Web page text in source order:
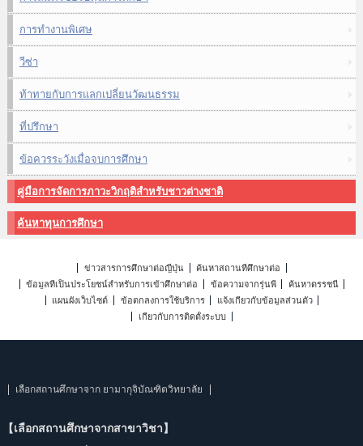
การทำงานพิเศษ
วีซ่า
ท้าทายกับการแลกเปลี่ยนวัฒนธรรม
ที่ปรึกษา
ข้อควรระวังเมื่อจบการศึกษา
คู่มือการจัดการภาวะวิกฤติสำหรับชาวต่างชาติ
ค้นหาทุนการศึกษา
ข่าวสารการศึกษาต่อญี่ปุ่น
ค้นหาสถานที่ศึกษาต่อ
ข้อมูลที่เป็นประโยชน์สำหรับการเข้าศึกษาต่อ
ข้อความจากรุ่นพี่
ค้นหาดรรชนี
แผนผังเว็บไซต์
ข้อตกลงการใช้บริการ
แจ้งเกี่ยวกับข้อมูลส่วนตัว
เกี่ยวกับการติดตั้งระบบ
เลือกสถานศึกษาจาก ยามากุจิบัณฑิตวิทยาลัย
【เลือกสถานศึกษาจากสาขาวิชา】